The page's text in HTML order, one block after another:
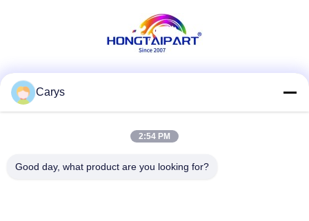
Carys
2:54 PM
Good day, what product are you looking for?